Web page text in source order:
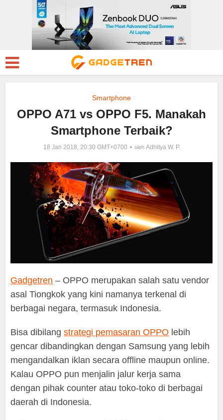
Smartphone
OPPO A71 vs OPPO F5. Manakah
Smartphone Terbaik?
18 Jan 2018, 20:30 GMT+0700 oleh Adhitya W. P.
Gadgetren – OPPO merupakan salah satu vendor
asal Tiongkok yang kini namanya terkenal di
berbagai negara, termasuk Indonesia.
Bisa dibilangstrategi pemasaran OPPO lebih
gencar dibandingkan dengan Samsung yang lebih
mengandalkan iklan secara offline maupun online.
Kalau OPPO pun menjalin jalur kerja sama
dengan pihak counter atau toko-toko di berbagai
daerah di Indonesia.